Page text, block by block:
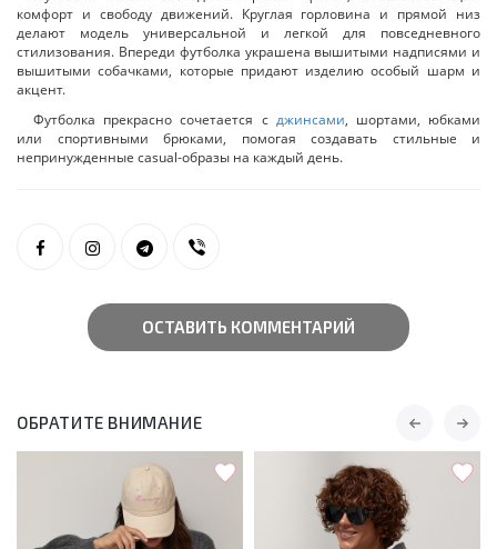
комфорт и свободу движений. Круглая горловина и прямой низ
делают модель универсальной и легкой для повседневного
стилизования. Впереди футболка украшена вышитыми надписями и
вышитыми собачками, которые придают изделию особый шарм и
акцент.
Футболка прекрасно сочетается с джинсами, шортами, юбками
или спортивными брюками, помогая создавать стильные и
непринужденные casual-образы на каждый день.
ОСТАВИТЬ КОММЕНТАРИЙ
ОБРАТИТЕ ВНИМАНИЕ